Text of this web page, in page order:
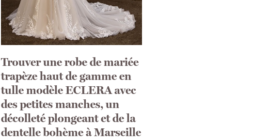
Trouver une robe de mariée
trapèze haut de gamme en
tulle modèle ECLERA avec
des petites manches, un
décolleté plongeant et de la
dentelle bohème à Marseille